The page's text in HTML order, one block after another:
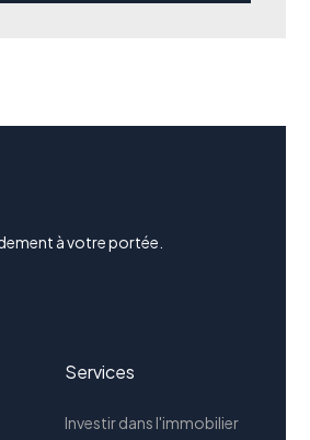
à votre portée.
Services
Investir dans l'immobilier